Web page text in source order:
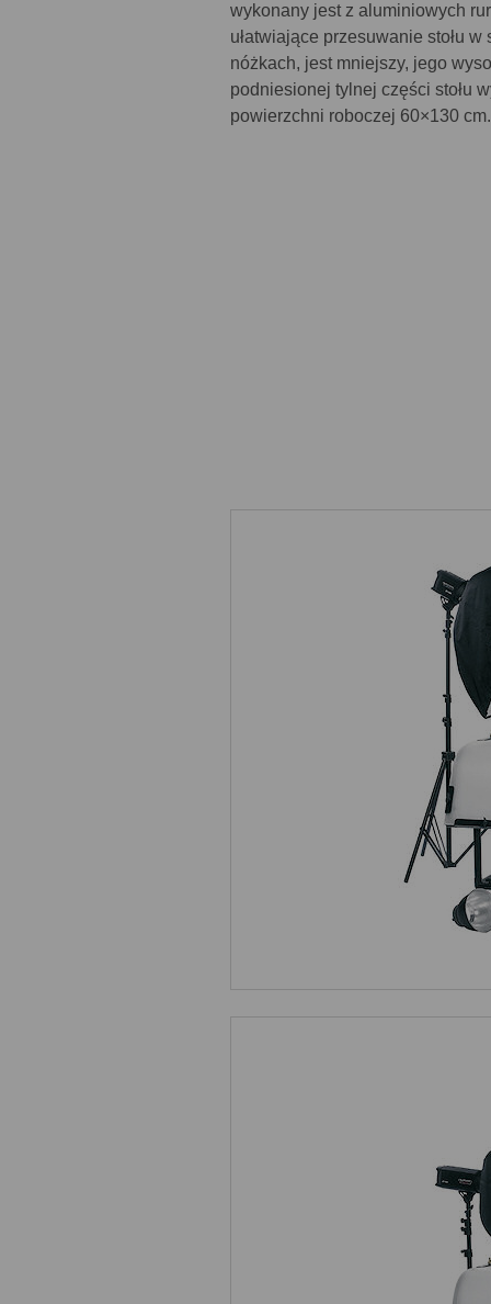
wykonany jest z aluminiowych
ułatwiające przesuwanie stołu
nóżkach, jest mniejszy, jego
podniesionej tylnej części stołu
powierzchni roboczej 60×130 cm.